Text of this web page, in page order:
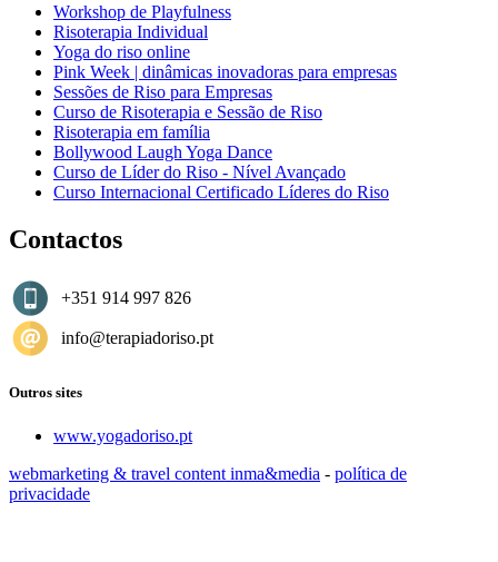
Workshop de Playfulness
Risoterapia Individual
Yoga do riso online
Pink Week | dinâmicas inovadoras para empresas
Sessões de Riso para Empresas
Curso de Risoterapia e Sessão de Riso
Risoterapia em família
Bollywood Laugh Yoga Dance
Curso de Líder do Riso - Nível Avançado
Curso Internacional Certificado Líderes do Riso
Contactos
+351 914 997 826
info@terapiadoriso.pt
Outros sites
www.yogadoriso.pt
webmarketing & travel content inma&media - política de
privacidade